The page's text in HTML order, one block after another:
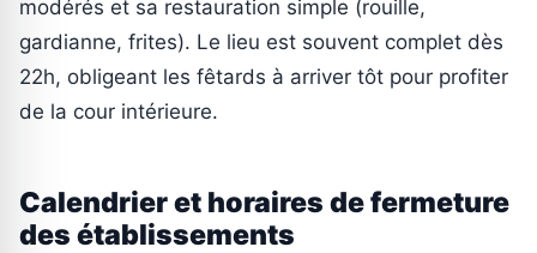
modérés et sa restauration simple (rouille,
gardianne, frites). Le lieu est souvent complet dès
22h, obligeant les fêtards à arriver tôt pour profiter
de la cour intérieure.
Calendrier et horaires de fermeture
des établissements